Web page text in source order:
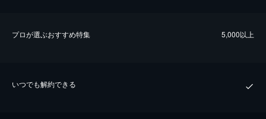
プロが選ぶおすすめ特集 5,000以上
いつでも解約できる